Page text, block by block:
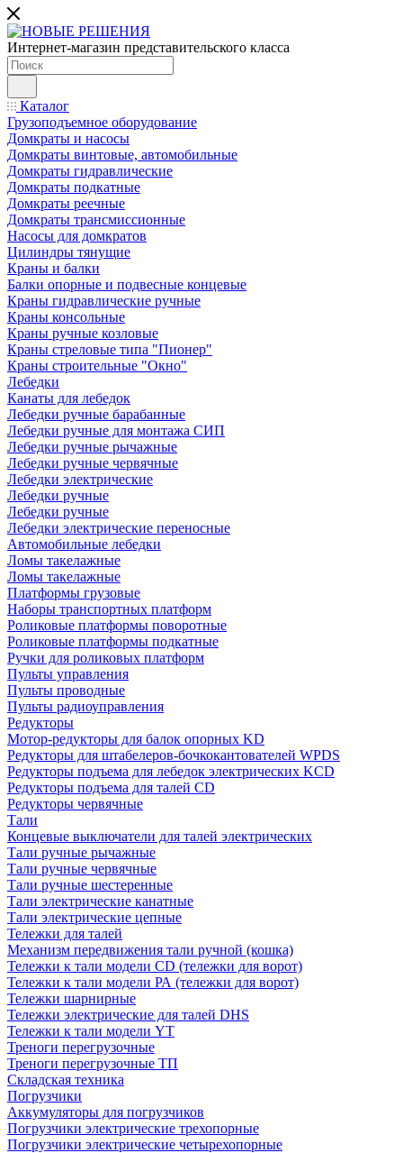
Интернет-магазин представительского класса
Каталог
Грузоподъемное оборудование
Домкраты и насосы
Домкраты винтовые, автомобильные
Домкраты гидравлические
Домкраты подкатные
Домкраты реечные
Домкраты трансмиссионные
Насосы для домкратов
Цилиндры тянущие
Краны и балки
Балки опорные и подвесные концевые
Краны гидравлические ручные
Краны консольные
Краны ручные козловые
Краны стреловые типа "Пионер"
Краны строительные "Окно"
Лебедки
Канаты для лебедок
Лебедки ручные барабанные
Лебедки ручные для монтажа СИП
Лебедки ручные рычажные
Лебедки ручные червячные
Лебедки электрические
Лебедки ручные
Лебедки ручные
Лебедки электрические переносные
Автомобильные лебедки
Ломы такелажные
Ломы такелажные
Платформы грузовые
Наборы транспортных платформ
Роликовые платформы поворотные
Роликовые платформы подкатные
Ручки для роликовых платформ
Пульты управления
Пульты проводные
Пульты радиоуправления
Редукторы
Мотор-редукторы для балок опорных KD
Редукторы для штабелеров-бочкокантователей WPDS
Редукторы подъема для лебедок электрических KCD
Редукторы подъема для талей CD
Редукторы червячные
Тали
Концевые выключатели для талей электрических
Тали ручные рычажные
Тали ручные червячные
Тали ручные шестеренные
Тали электрические канатные
Тали электрические цепные
Тележки для талей
Механизм передвижения тали ручной (кошка)
Тележки к тали модели CD (тележки для ворот)
Тележки к тали модели РА (тележки для ворот)
Тележки шарнирные
Тележки электрические для талей DHS
Тележки к тали модели YT
Треноги перегрузочные
Треноги перегрузочные ТП
Складская техника
Погрузчики
Аккумуляторы для погрузчиков
Погрузчики электрические трехопорные
Погрузчики электрические четырехопорные